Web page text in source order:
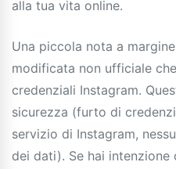
alla tua vita online.
Una piccola nota a
modificata non ufficiale
credenziali Instagram.
sicurezza (furto di
servizio di Instagram,
dei dati). Se hai